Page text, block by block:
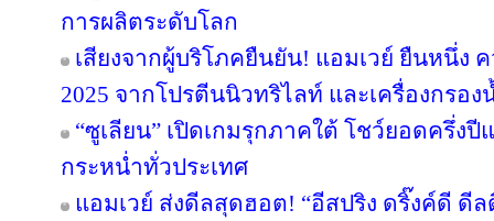
การผลิตระดับโลก
เสียงจากผู้บริโภคยืนยัน! แอมเวย์ ยืนหนึ่ง ค
2025 จากโปรตีนนิวทริไลท์ และเครื่องกรอง
“ซูเลียน” เปิดเกมรุกภาคใต้ โชว์ยอดครึ่ง
กระหน่ำทั่วประเทศ
แอมเวย์ ส่งดีลสุดฮอต! “อีสปริง ดริ๊งค์ดี ดี